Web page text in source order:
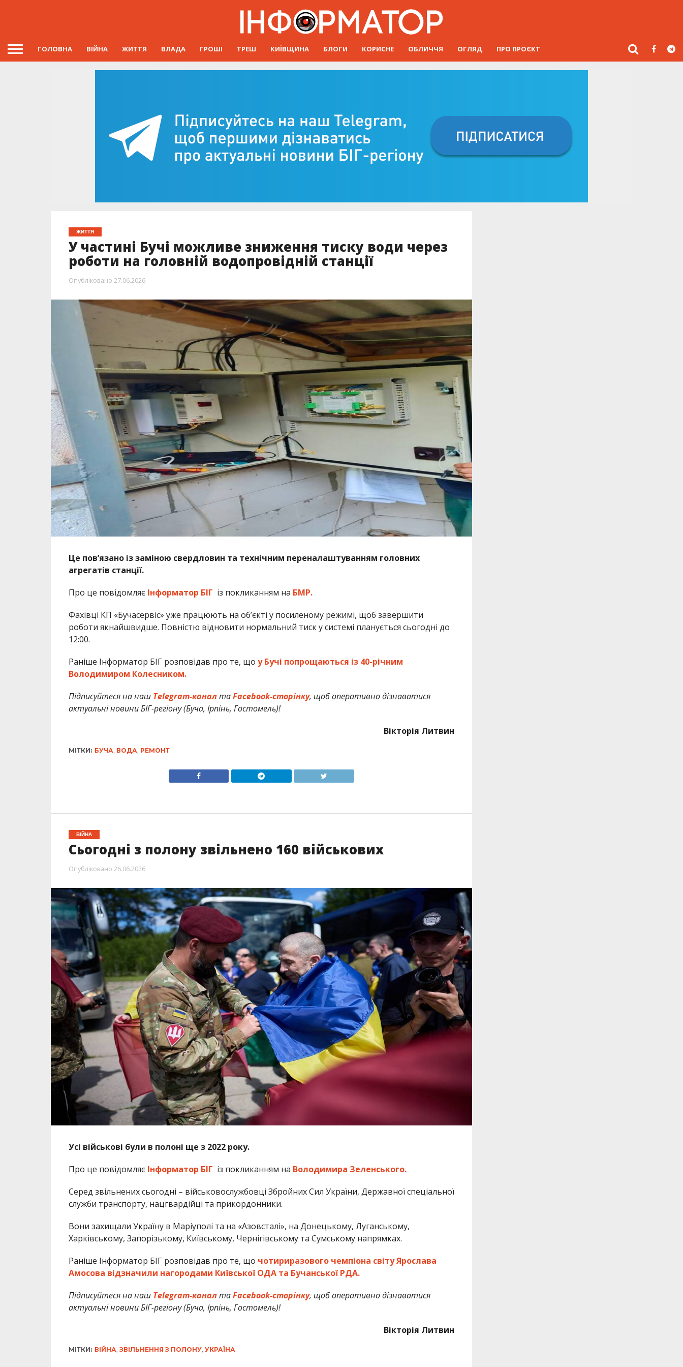
ГОЛОВНА ВІЙНА ЖИТТЯ ВЛАДА ГРОШІ ТРЕШ КИЇВЩИНА БЛОГИ КОРИСНЕ ОБЛИЧЧЯ ОГЛЯД ПРО ПРОЄКТ
ЖИТТЯ
У частині Бучі можливе зниження тиску води через
роботи на головній водопровідній станції
Опубліковано 27.06.2026
Це пов’язано із заміною свердловин та технічним переналаштуванням головних
агрегатів станції.
Про це повідомляє Інформатор БІГ із покликанням на БМР.
Фахівці КП «Бучасервіс» уже працюють на об’єкті у посиленому режимі, щоб завершити
роботи якнайшвидше. Повністю відновити нормальний тиск у системі планується сьогодні до
12:00.
Раніше Інформатор БІГ розповідав про те, що у Бучі попрощаються із 40-річним
Володимиром Колесником.
Підписуйтеся на наш Telegram-каналтаFacebook-сторінку, щоб оперативно дізнаватися
актуальні новини БІГ-регіону (Буча, Ірпінь, Гостомель)!
Вікторія Литвин
МІТКИ: БУЧА, ВОДА, РЕМОНТ
ВІЙНА
Сьогодні з полону звільнено 160 військових
Опубліковано 26.06.2026
Усі військові були в полоні ще з 2022 року.
Про це повідомляє Інформатор БІГ із покликанням на Володимира Зеленського.
Серед звільнених сьогодні – військовослужбовці Збройних Сил України, Державної спеціальної
служби транспорту, нацгвардійці та прикордонники.
Вони захищали Україну в Маріуполі та на «Азовсталі», на Донецькому, Луганському,
Харківському, Запорізькому, Київському, Чернігівському та Сумському напрямках.
Раніше Інформатор БІГ розповідав про те, що чотириразового чемпіона світу Ярослава
Амосова відзначили нагородами Київської ОДА та Бучанської РДА.
Підписуйтеся на наш Telegram-каналтаFacebook-сторінку, щоб оперативно дізнаватися
актуальні новини БІГ-регіону (Буча, Ірпінь, Гостомель)!
Вікторія Литвин
МІТКИ: ВІЙНА ЗВІЛЬНЕННЯ З ПОЛОНУ, УКРАЇНА